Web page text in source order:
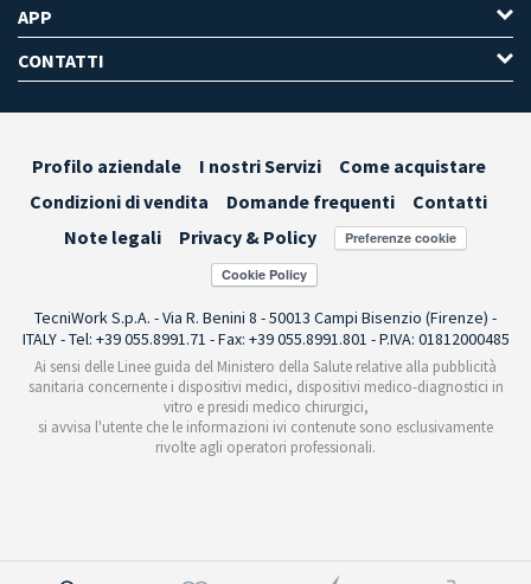
APP
CONTATTI
Profilo aziendale I nostri Servizi
Come acquistare
Condizioni di vendita
Domande frequenti
Contatti
Note legali
Privacy & Policy Preferenze cookie
TecniWork S.p.A. - Via R. Benini 8 - 50013 Campi Bisenzio (Firenze) -
ITALY - Tel: +39 055.8991.71 - Fax: +39 055.8991.801 - P.IVA: 01812000485
Ai sensi delle Linee guida del Ministero della Salute relative alla pubblicità
sanitaria concernente i dispositivi medici, dispositivi medico-diagnostici in
vitro e presidi medico chirurgici,
si avvisa l'utente che le informazioni ivi contenute sono esclusivamente
rivolte agli operatori professionali.